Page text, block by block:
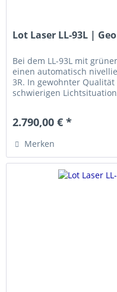
Lot Laser LL-93L |
Bei dem LL-93L mit
einen automatisch
3R. In gewohnter
schwierigen
2.790,00 € *
Merken